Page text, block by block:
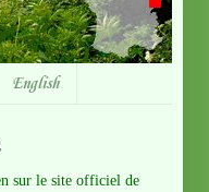
English
sur le site officiel de